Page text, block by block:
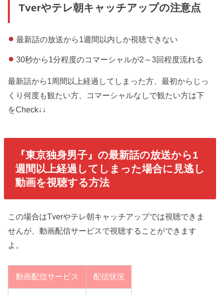
Tverやテレ朝キャッチアップの注意点
最新話の放送から1週間以内しか視聴できない
30秒から1分程度のコマーシャルが2～3回程度流れる
最新話から1周間以上経過してしまった方、最初からじっ
くり何度も観たい方、コマーシャルなしで観たい方は下
をCheck↓↓
『東京独身男子』の最新話の放送から1
週間以上経過してしまった場合に見逃し
動画を視聴する方法
この場合はTverやテレ朝キャッチアップでは視聴できま
せんが、動画配信サービスで視聴することができます
よ。
動画配信サービス 配信状況